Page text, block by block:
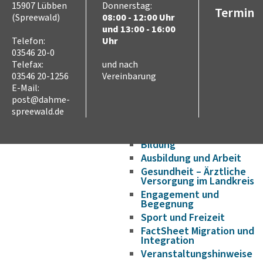
Wirtschaftsförderung/
Strukturwandel
Bauen und Wohnen
Integration
Aufnahme und Wohnen
Bildung
Ausbildung und Arbeit
Gesundheit – Ärztliche
Versorgung im Landkreis
Engagement und
Begegnung
Sport und Freizeit
FactSheet Migration und
Integration
Veranstaltungshinweise
15907 Lübben
(Spreewald)
Telefon:
03546 20-0
Telefax:
03546 20-1256
E-Mail:
post@dahme-
spreewald.de
Donnerstag:
08:00 - 12:00 Uhr
und 13:00 - 16:00
Uhr
und nach
Vereinbarung
Termin